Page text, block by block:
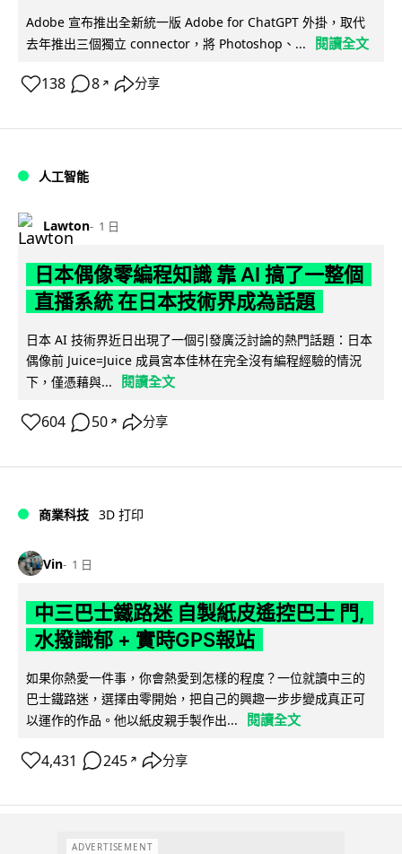
Adobe 宣布推出全新統一版 Adobe for ChatGPT 外掛，取代
去年推出三個獨立 connector，將 Photoshop、...
閱讀全文
138 8 ↗ 分享
人工智能
Lawton 1 日
日本偶像零編程知識 靠 AI 搞了一整個
直播系統 在日本技術界成為話題
日本 AI 技術界近日出現了一個引發廣泛討論的熱門話題：日本
偶像前 Juice=Juice 成員宮本佳林在完全沒有編程經驗的情況
下，僅憑藉與...
閱讀全文
604 50 ↗ 分享
商業科技 3D 打印
Vin 1 日
中三巴士鐵路迷 自製紙皮遙控巴士 門,
水撥識郁 + 實時GPS報站
如果你熱愛一件事，你會熱愛到怎樣的程度？一位就讀中三的
巴士鐵路迷，選擇由零開始，把自己的興趣一步步變成真正可
以運作的作品。他以紙皮親手製作出...
閱讀全文
4,431 245 ↗ 分享
ADVERTISEMENT